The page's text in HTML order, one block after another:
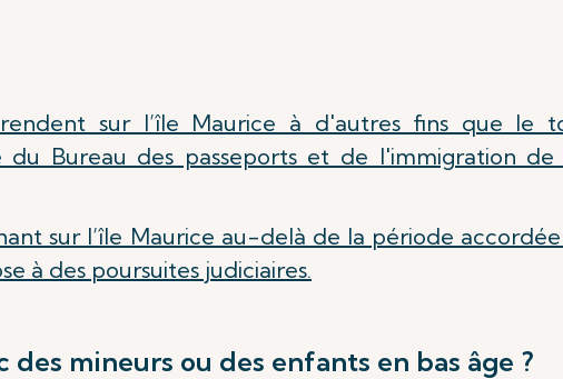
rendent sur l’île Maurice à d'autres fins que le
du Bureau des passeports et de l'immigration
sur l’île Maurice au-delà de la période
à des poursuites judiciaires.
des mineurs ou des enfants en bas âge ?